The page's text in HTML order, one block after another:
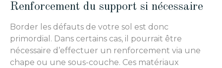
Renforcement du support si nécessaire
Border les défauts de votre sol est donc
primordial. Dans certains cas, il pourrait être
nécessaire d’effectuer un renforcement via une
chape ou une sous-couche. Ces matériaux